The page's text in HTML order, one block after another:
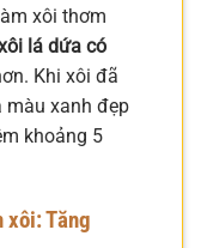
xôi thơm
lá dứa có
Khi xôi đã
màu xanh đẹp
khoảng 5
xôi: Tăng